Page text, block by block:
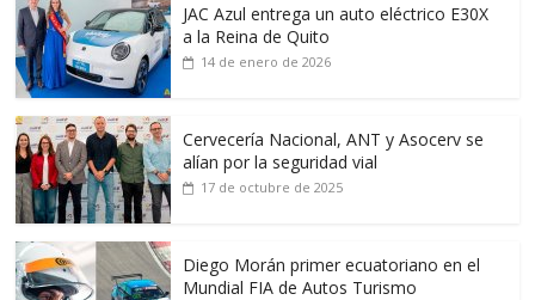
JAC Azul entrega un auto eléctrico E30X
a la Reina de Quito
14 de enero de 2026
Cervecería Nacional, ANT y Asocerv se
alían por la seguridad vial
17 de octubre de 2025
Diego Morán primer ecuatoriano en el
Mundial FIA de Autos Turismo